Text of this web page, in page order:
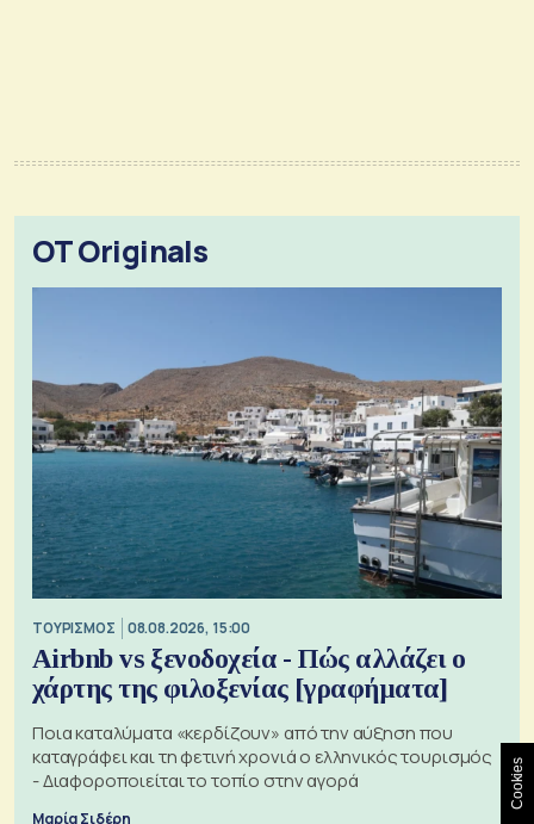
OT Originals
ΤΟΥΡΙΣΜΟΣ 08.08.2026, 15:00
Airbnb vs ξενοδοχεία - Πώς αλλάζει ο
χάρτης της φιλοξενίας [γραφήματα]
Ποια καταλύματα «κερδίζουν» από την αύξηση που
καταγράφει και τη φετινή χρονιά ο ελληνικός τουρισμός
- Διαφοροποιείται το τοπίο στην αγορά
Μαρία Σιδέρη
Cookies